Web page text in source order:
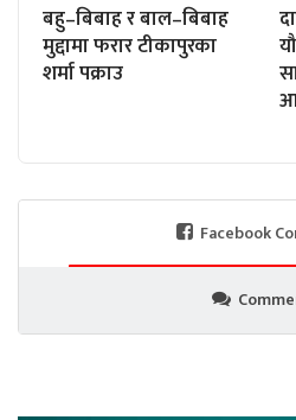
बहु–बिबाह र बाल–बिबाह
मुद्दामा फरार टीकापुरका
शर्मा पक्राउ
Facebook